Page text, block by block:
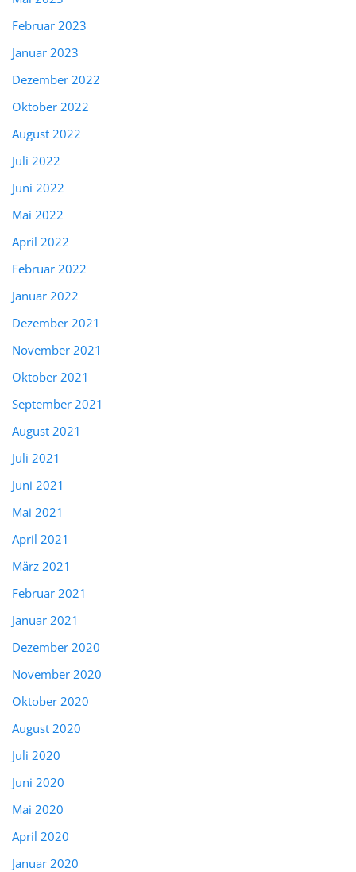
Februar 2023
Januar 2023
Dezember 2022
Oktober 2022
August 2022
Juli 2022
Juni 2022
Mai 2022
April 2022
Februar 2022
Januar 2022
Dezember 2021
November 2021
Oktober 2021
September 2021
August 2021
Juli 2021
Juni 2021
Mai 2021
April 2021
März 2021
Februar 2021
Januar 2021
Dezember 2020
November 2020
Oktober 2020
August 2020
Juli 2020
Juni 2020
Mai 2020
April 2020
Januar 2020